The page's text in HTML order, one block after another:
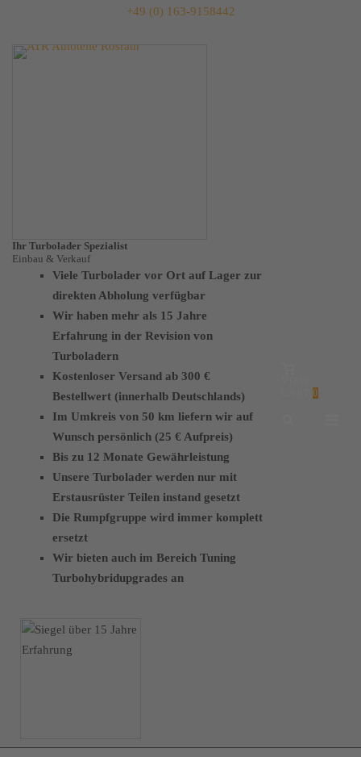
content
+49 (0) 163-9158442
Ihr Turbolader Spezialist
Einbau & Verkauf
Viele Turbolader vor Ort auf Lager zur
direkten Abholung verfügbar
Wir haben mehr als 15 Jahre
Erfahrung in der Revision von
Turboladern
Kostenloser Versand ab 300 €
Bestellwert (innerhalb Deutschlands)
Im Umkreis von 50 km liefern wir auf
Wunsch persönlich (25 € Aufpreis)
Bis zu 12 Monate Gewährleistung
Unsere Turbolader werden nur mit
Erstausrüster Teilen instand gesetzt
Die Rumpfgruppe wird immer komplett
ersetzt
Wir bieten auch im Bereich Tuning
Turbohybridupgrades an
0